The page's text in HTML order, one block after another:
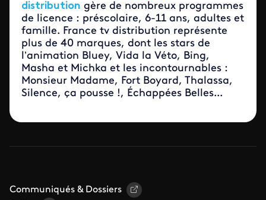
distribution gère de nombreux programmes
de licence : préscolaire, 6-11 ans, adultes et
famille. France tv distribution représente
plus de 40 marques, dont les stars de
l’animation Bluey, Vida la Véto, Bing,
Masha et Michka et les incontournables :
Monsieur Madame, Fort Boyard, Thalassa,
Silence, ça pousse !, Échappées Belles...
Communiqués & Dossiers